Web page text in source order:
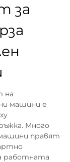
за
на
машини е
Много
правят
работната